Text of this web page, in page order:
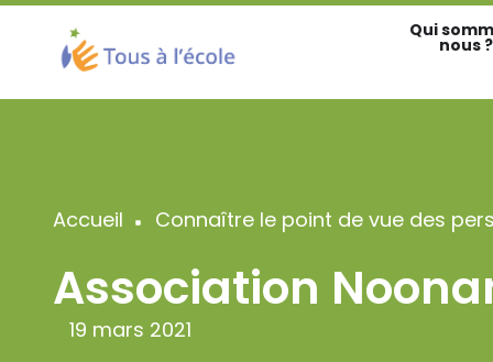
Aller
contenu
principal
Qui
nous ?
Fil
d'Ariane
Accueil Connaître le point de vue des
Association
19 mars 2021